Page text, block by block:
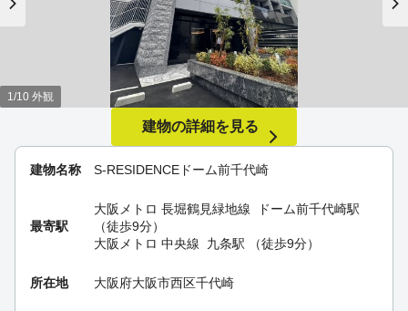
建物名称 S-RESIDENCEドーム前千代崎
最寄駅
大阪メトロ 長堀鶴見緑地線
ドーム前千代崎駅
（徒歩9分）
大阪メトロ 中央線
九条駅 （徒歩9分）
所在地 大阪府大阪市西区千代崎
1/10 外観
建物の詳細を見る